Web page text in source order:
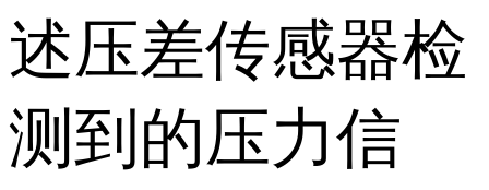
述压差传感器检
测到的压力信